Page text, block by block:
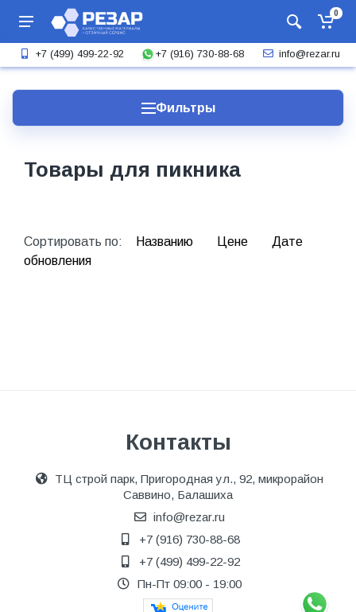
0
+7 (499) 499-22-92 +7 (916) 730-88-68 info@rezar.ru
Фильтры
Товары для пикника
Сортировать по: Названию Цене
Дате
обновления
Контакты
ТЦ строй парк, Пригородная ул., 92, микрорайон
Саввино, Балашиха
info@rezar.ru
+7 (916) 730-88-68
+7 (499) 499-22-92
Пн-Пт 09:00 - 19:00